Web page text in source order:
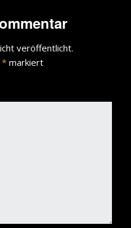
veröffentlicht.
* markiert